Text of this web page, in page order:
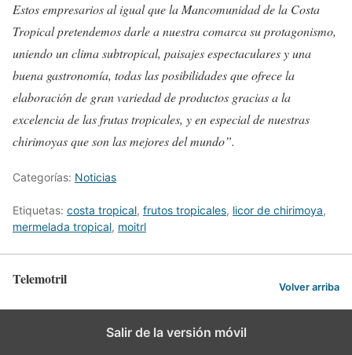
Estos empresarios al igual que la Mancomunidad de la Costa
Tropical pretendemos darle a nuestra comarca su protagonismo,
uniendo un clima subtropical, paisajes espectaculares y una
buena gastronomía, todas las posibilidades que ofrece la
elaboración de gran variedad de productos gracias a la
excelencia de las frutas tropicales, y en especial de nuestras
chirimoyas que son las mejores del mundo”.
Categorías: Noticias
Etiquetas: costa tropical, frutos tropicales, licor de chirimoya,
mermelada tropical, moitrl
Telemotril Volver arriba
Salir de la versión móvil